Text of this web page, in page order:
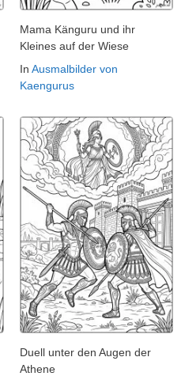
Mama Känguru und ihr
Kleines auf der Wiese
In Ausmalbilder von
Kaengurus
Duell unter den Augen der
Athene